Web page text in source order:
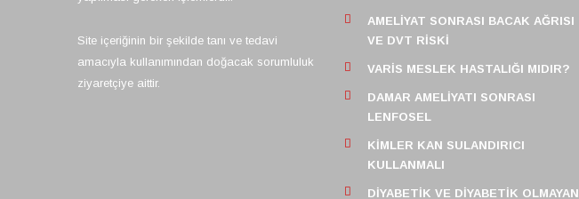
Site içeriğinin bir şekilde tanı ve tedavi
amacıyla kullanımından doğacak sorumluluk
ziyaretçiye aittir.
AMELIYAT SONRASI BACAK AĞRISI
VE DVT RISKI
VARIS MESLEK HASTALIĞI MIDIR?
DAMAR AMELIYATI SONRASI
LENFOSEL
KIMLER KAN SULANDIRICI
KULLANMALI
DIYABETIK VE DIYABETIK OLMAYAN